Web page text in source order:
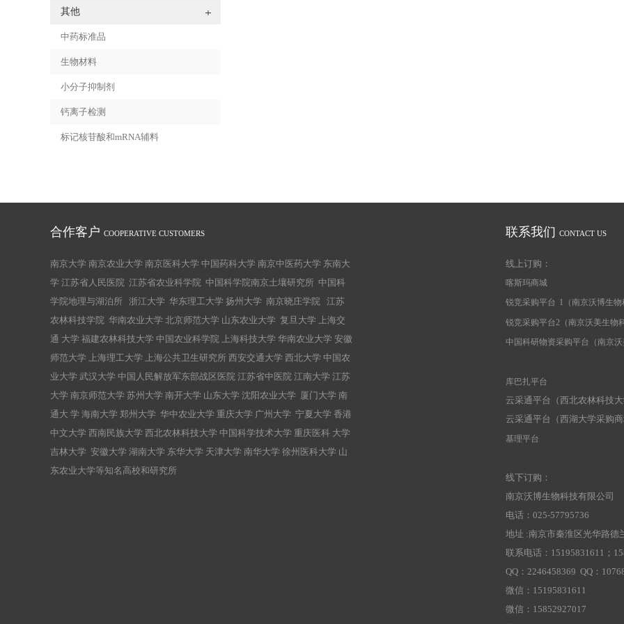
其他
中药标准品
生物材料
小分子抑制剂
钙离子检测
标记核苷酸和mRNA辅料
合作客户 COOPERATIVE CUSTOMERS
南京大学 南京农业大学 南京医科大学 中国药科大学 南京中医药大学 东南大
学 江苏省人民医院 江苏省农业科学院 中国科学院南京土壤研究所 中国科
学院地理与湖泊所 浙江大学 华东理工大学 扬州大学 南京晓庄学院 江苏
农林科技学院 华南农业大学 北京师范大学 山东农业大学 复旦大学 上海交
通 大学 福建农林科技大学 中国农业科学院 上海科技大学 华南农业大学 安徽
师范大学 上海理工大学 上海公共卫生研究所 西安交通大学 西北大学 中国农
业大学 武汉大学 中国人民解放军东部战区医院 江苏省中医院 江南大学 江苏
大学 南京师范大学 苏州大学 南开大学 山东大学 沈阳农业大学 厦门大学 南
通大 学 海南大学 郑州大学 华中农业大学 重庆大学 广州大学 宁夏大学 香港
中文大学 西南民族大学 西北农林科技大学 中国科学技术大学 重庆医科 大学
吉林大学 安徽大学 湖南大学 东华大学 天津大学 南华大学 徐州医科大学 山
东农业大学等知名高校和研究所
联系我们 CONTACT US
线上订购：
喀斯玛商城
锐竞采购平台 1（南京沃博生物
锐竞采购平台2（南京沃美生物
中国科研物资采购平台（南京沃
库巴扎平台
云采通平台（西北农林科技大
云采通平台（西湖大学采购商
基理平台
线下订购：
南京沃博生物科技有限公司
电话：025-57795736
地址 :南京市秦淮区光华路德
联系电话：15195831611；
QQ：2246458369 QQ：
微信：15195831611
微信：15852927017